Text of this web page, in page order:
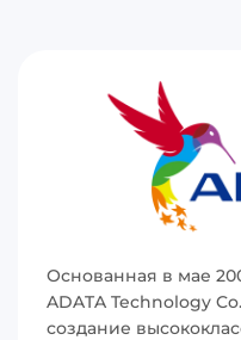
Основанная в мае
ADATA Technology
создание